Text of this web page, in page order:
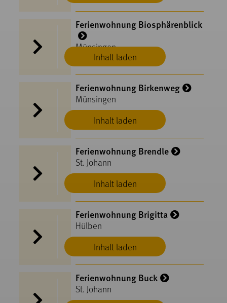
Inhalt laden
Ferienwohnung Biosphärenblick
Münsingen
Inhalt laden
Ferienwohnung Birkenweg
Münsingen
Inhalt laden
Ferienwohnung Brendle
St. Johann
Inhalt laden
Ferienwohnung Brigitta
Hülben
Ferienwohnung Buck
St. Johann